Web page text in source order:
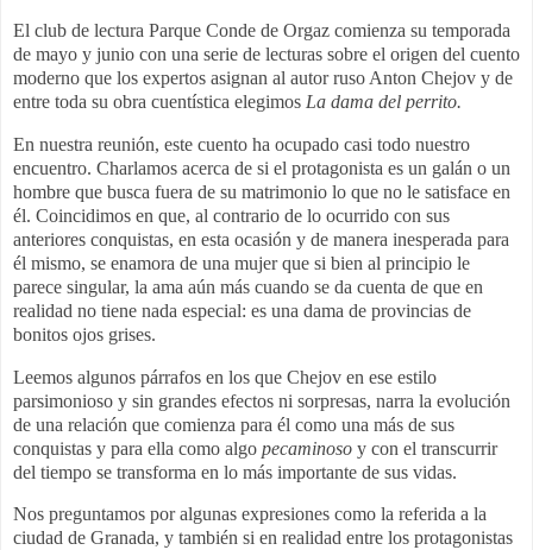
El club de lectura Parque Conde de Orgaz comienza su temporada
de mayo y junio con una serie de lecturas sobre el origen del cuento
moderno que los expertos asignan al autor ruso Anton Chejov y de
entre toda su obra cuentística elegimos La dama del perrito.
En nuestra reunión, este cuento ha ocupado casi todo nuestro
encuentro. Charlamos acerca de si el protagonista es un galán o un
hombre que busca fuera de su matrimonio lo que no le satisface en
él. Coincidimos en que, al contrario de lo ocurrido con sus
anteriores conquistas, en esta ocasión y de manera inesperada para
él mismo, se enamora de una mujer que si bien al principio le
parece singular, la ama aún más cuando se da cuenta de que en
realidad no tiene nada especial: es una dama de provincias de
bonitos ojos grises.
Leemos algunos párrafos en los que Chejov en ese estilo
parsimonioso y sin grandes efectos ni sorpresas, narra la evolución
de una relación que comienza para él como una más de sus
conquistas y para ella como algo pecaminoso y con el transcurrir
del tiempo se transforma en lo más importante de sus vidas.
Nos preguntamos por algunas expresiones como la referida a la
ciudad de Granada, y también si en realidad entre los protagonistas